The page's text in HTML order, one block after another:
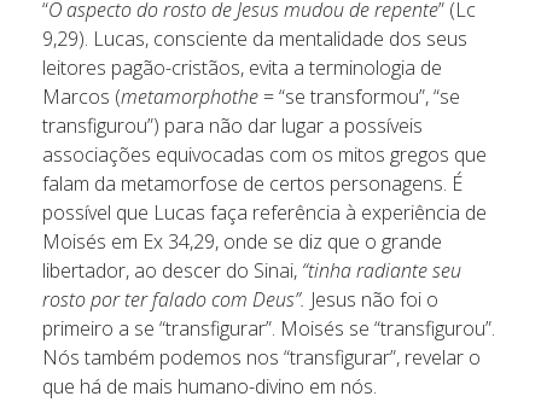
“O aspecto do rosto de Jesus mudou de repente” (Lc
9,29). Lucas, consciente da mentalidade dos seus
leitores pagão-cristãos, evita a terminologia de
Marcos (metamorphothe = “se transformou”, “se
transfigurou”) para não dar lugar a possíveis
associações equivocadas com os mitos gregos que
falam da metamorfose de certos personagens. É
possível que Lucas faça referência à experiência de
Moisés em Ex 34,29, onde se diz que o grande
libertador, ao descer do Sinai, “tinha radiante seu
rosto por ter falado com Deus”. Jesus não foi o
primeiro a se “transfigurar”. Moisés se “transfigurou”.
Nós também podemos nos “transfigurar”, revelar o
que há de mais humano-divino em nós.